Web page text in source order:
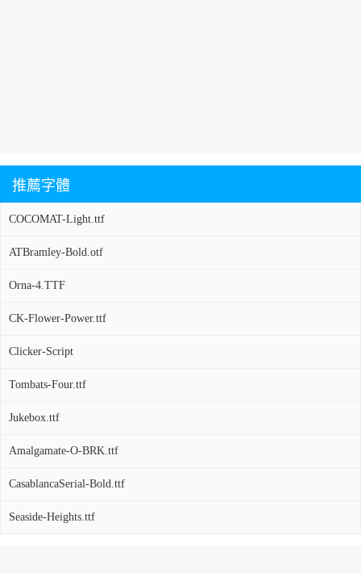
推薦字體
COCOMAT-Light.ttf
ATBramley-Bold.otf
Orna-4.TTF
CK-Flower-Power.ttf
Clicker-Script
Tombats-Four.ttf
Jukebox.ttf
Amalgamate-O-BRK.ttf
CasablancaSerial-Bold.ttf
Seaside-Heights.ttf